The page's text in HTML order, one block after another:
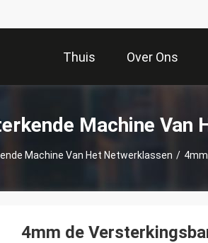
Thuis Over Ons
Machine
Machine Van Het Netwerklassen /
4mm de